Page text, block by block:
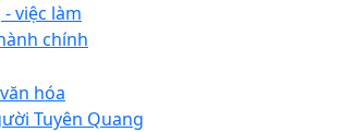
việc làm
chính
hóa
Tuyên Quang